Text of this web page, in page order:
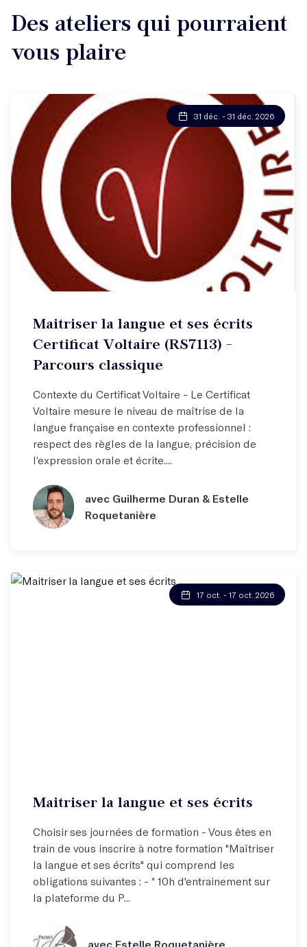
Des ateliers qui pourraient
vous plaire
31 déc. - 31 déc. 2026
Maitriser la langue et ses écrits
Certificat Voltaire (RS7113) -
Parcours classique
Contexte du Certificat Voltaire - Le Certificat
Voltaire mesure le niveau de maîtrise de la
langue française en contexte professionnel :
respect des règles de la langue, précision de
l’expression orale et écrite....
avec Guilherme Duran & Estelle
Roquetanière
17 oct. - 17 oct. 2026
Maitriser la langue et ses écrits
Choisir ses journées de formation - Vous êtes en
train de vous inscrire à notre formation "Maîtriser
la langue et ses écrits" qui comprend les
obligations suivantes : - * 10h d'entrainement sur
la plateforme du P...
avec Estelle Roquetanière